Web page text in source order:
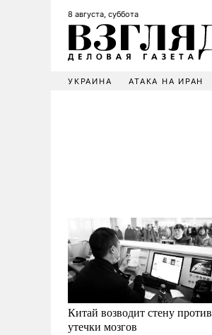
8 августа, суббота
УКРАИНА АТАКА НА ИРАН
Китай возводит стену против
утечки мозгов